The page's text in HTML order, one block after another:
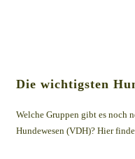
Die wichtigsten
Welche Gruppen gibt es noch
Hundewesen (VDH)? Hier